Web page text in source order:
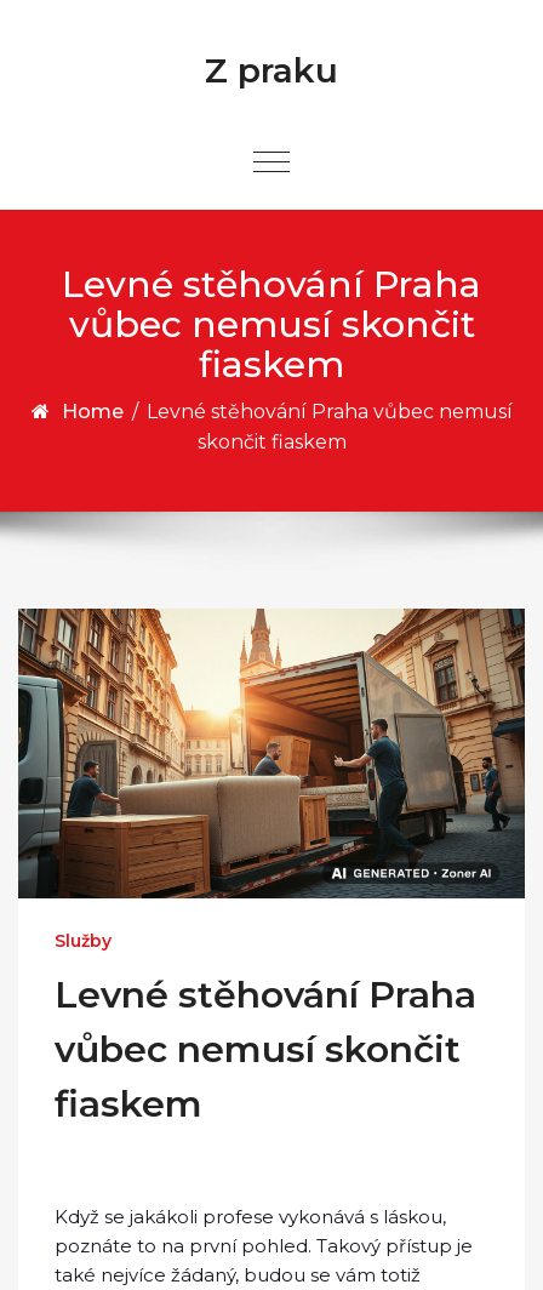
Z praku
Levné stěhování Praha
vůbec nemusí skončit
fiaskem
Home / Levné stěhování Praha vůbec nemusí
skončit fiaskem
Služby
Levné stěhování Praha
vůbec nemusí skončit
fiaskem
Když se jakákoli profese vykonává s láskou,
poznáte to na první pohled. Takový přístup je
také nejvíce žádaný, budou se vám totiž